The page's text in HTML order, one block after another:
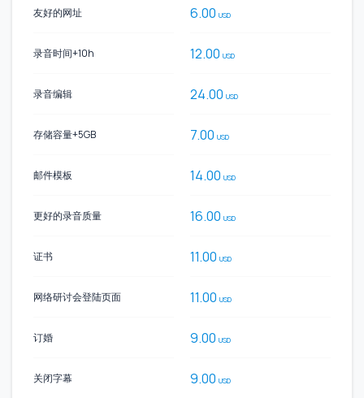
友好的网址
录音时间+10h
录音编辑
存储容量+5GB
邮件模板
更好的录音质量
证书
网络研讨会登陆页面
订婚
关闭字幕
6.00 USD
12.00 USD
24.00 USD
7.00 USD
14.00 USD
16.00 USD
11.00 USD
11.00 USD
9.00 USD
9.00 USD